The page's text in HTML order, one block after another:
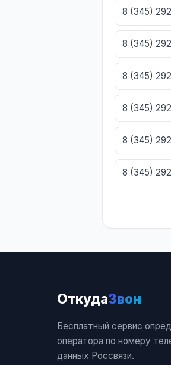
8 (345)
8 (345)
8 (345)
8 (345)
8 (345)
8 (345)
8 (345)
8 (345)
8 (345)
ОткудаЗвон
Бесплатный сервис
оператора по номеру
данных Россвязи.